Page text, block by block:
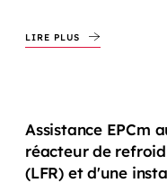
LIRE PLUS
Assistance EPCm
réacteur de
(LFR) et d'une